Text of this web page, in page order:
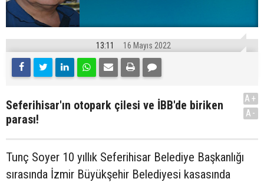
13:11 16 Mayıs 2022
Seferihisar'ın otopark çilesi ve İBB'de biriken
parası!
A+
A-
Tunç Soyer 10 yıllık Seferihisar Belediye Başkanlığı
sırasında İzmir Büyükşehir Belediyesi kasasında